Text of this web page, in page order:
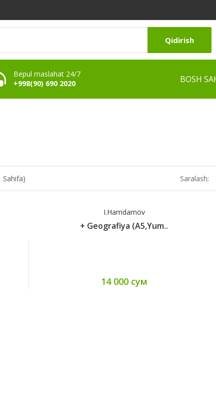
Qidirish
Bepul maslahat 24/7
+998(90) 690 2020
BOSH
Sahifa) Saralash:
I.Hamdamov
+ Geografiya (A5,yum..
14 000 сум